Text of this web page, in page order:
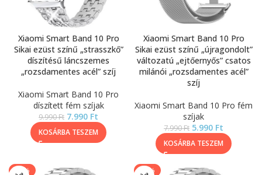
Xiaomi Smart Band 10 Pro
Sikai ezüst színű „strasszkő”
díszítésű láncszemes
„rozsdamentes acél” szíj
Xiaomi Smart Band 10 Pro
díszített fém szíjak
9.990Ft 7.990 Ft
KOSÁRBA TESZEM
Xiaomi Smart Band 10 Pro
Sikai ezüst színű „újragondolt”
változatú „ejtőernyős” csatos
milánói „rozsdamentes acél”
szíj
Xiaomi Smart Band 10 Pro fém
szíjak
7.990Ft 5.990 Ft
KOSÁRBA TESZEM
-20%
-40%